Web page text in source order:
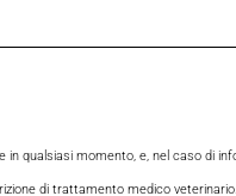
qualsiasi momento, e, nel caso di
di trattamento medico